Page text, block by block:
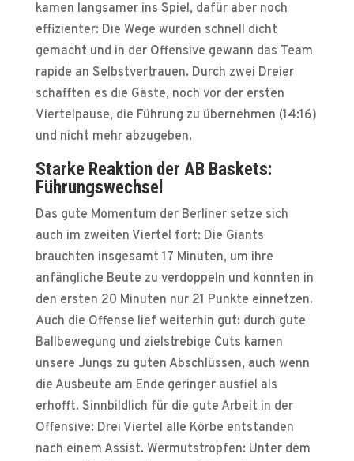
kamen langsamer ins Spiel, dafür aber noch
effizienter: Die Wege wurden schnell dicht
gemacht und in der Offensive gewann das Team
rapide an Selbstvertrauen. Durch zwei Dreier
schafften es die Gäste, noch vor der ersten
Viertelpause, die Führung zu übernehmen (14:16)
und nicht mehr abzugeben.
Starke Reaktion der AB Baskets:
Führungswechsel
Das gute Momentum der Berliner setze sich
auch im zweiten Viertel fort: Die Giants
brauchten insgesamt 17 Minuten, um ihre
anfängliche Beute zu verdoppeln und konnten in
den ersten 20 Minuten nur 21 Punkte einnetzen.
Auch die Offense lief weiterhin gut: durch gute
Ballbewegung und zielstrebige Cuts kamen
unsere Jungs zu guten Abschlüssen, auch wenn
die Ausbeute am Ende geringer ausfiel als
erhofft. Sinnbildlich für die gute Arbeit in der
Offensive: Drei Viertel alle Körbe entstanden
nach einem Assist. Wermutstropfen: Unter dem